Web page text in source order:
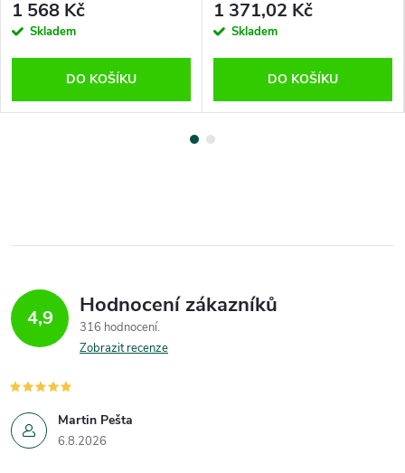
1 568 Kč
Skladem
DO KOŠÍKU
1 371,02 Kč
Skladem
DO KOŠÍKU
4,9 Hodnocení zákazníků
316 hodnocení
Zobrazit recenze
Martin Pešta
6.8.2026